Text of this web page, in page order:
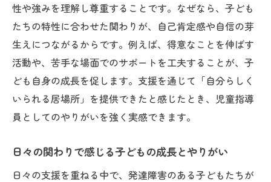
性や強みを理解し尊重することです。なぜなら、子ども
たちの特性に合わせた関わりが、自己肯定感や自信の芽
生えにつながるからです。例えば、得意なことを伸ばす
活動や、苦手な場面でのサポートを工夫することが、子
ども自身の成長を促します。支援を通じて「自分らしく
いられる居場所」を提供できたと感じたとき、児童指導
員としてのやりがいを強く実感できます。
日々の関わりで感じる子どもの成長とやりがい
日々の支援を重ねる中で、発達障害のある子どもたちが